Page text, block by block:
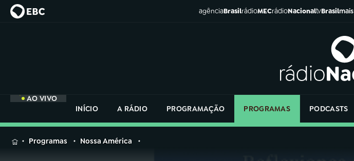
agênciaBrasilrádioMECrádioNacionaltvBrasilmais
AO VIVO
INÍCIO
A RÁDIO PROGRAMAÇÃO PROGRAMAS PODCASTS
MENUProgramas Nossa América